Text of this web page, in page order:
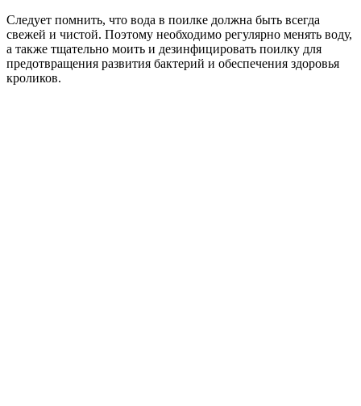
Следует помнить, что вода в поилке должна быть всегда
свежей и чистой. Поэтому необходимо регулярно менять воду,
а также тщательно моить и дезинфицировать поилку для
предотвращения развития бактерий и обеспечения здоровья
кроликов.